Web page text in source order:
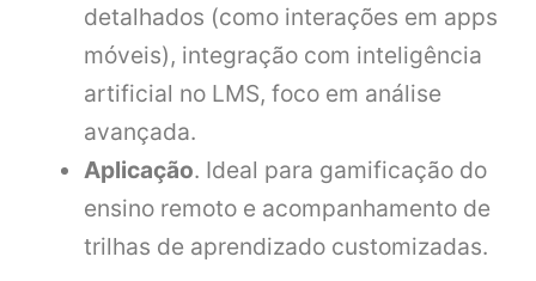
detalhados (como interações em apps
móveis), integração com inteligência
artificial no LMS, foco em análise
avançada.
Aplicação. Ideal para gamificação do
ensino remoto e acompanhamento de
trilhas de aprendizado customizadas.